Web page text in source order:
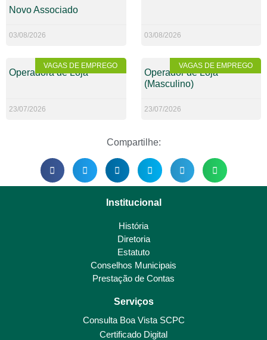
Novo Associado
03/08/2026 03/08/2026
VAGAS DE EMPREGO
Operadora de Loja
23/07/2026
VAGAS DE EMPREGO
Operador de Loja
(Masculino)
23/07/2026
Compartilhe:
Institucional
História
Diretoria
Estatuto
Conselhos Municipais
Prestação de Contas
Serviços
Consulta Boa Vista SCPC
Certificado Digital